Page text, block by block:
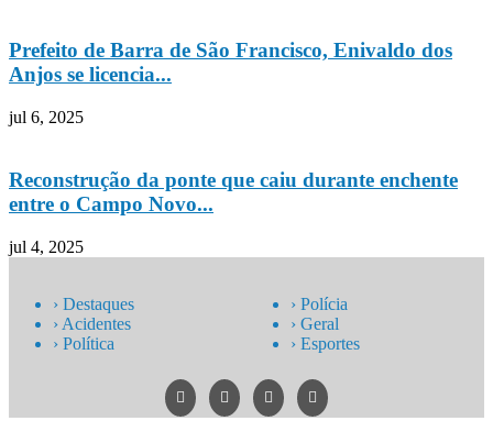
Prefeito de Barra de São Francisco, Enivaldo dos
Anjos se licencia...
jul 6, 2025
Reconstrução da ponte que caiu durante enchente
entre o Campo Novo...
jul 4, 2025
› Destaques
› Acidentes
› Política
› Polícia
› Geral
› Esportes